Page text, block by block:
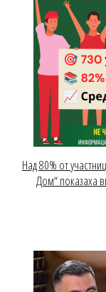
Над 80% от
Дом“ показаха